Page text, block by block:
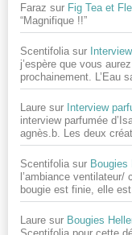
Faraz sur Fig Tea et
“Magnifique !!”
Scentifolia sur
j’espère que vous
prochainement. L’Eau
Laure sur Interview
interview parfumée
agnès.b. Les deux
Scentifolia sur
l’ambiance
bougie est finie, elle
Laure sur Bougies